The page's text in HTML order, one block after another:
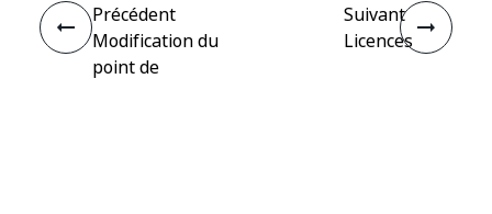
Précédent
Modification du
point de
Suivant
Licences